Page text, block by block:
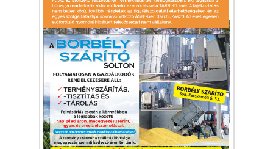
Lakás-Otthon-Építkezés
Egyetlen pilléren